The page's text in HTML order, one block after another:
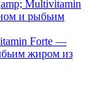
Forte —
жиром из